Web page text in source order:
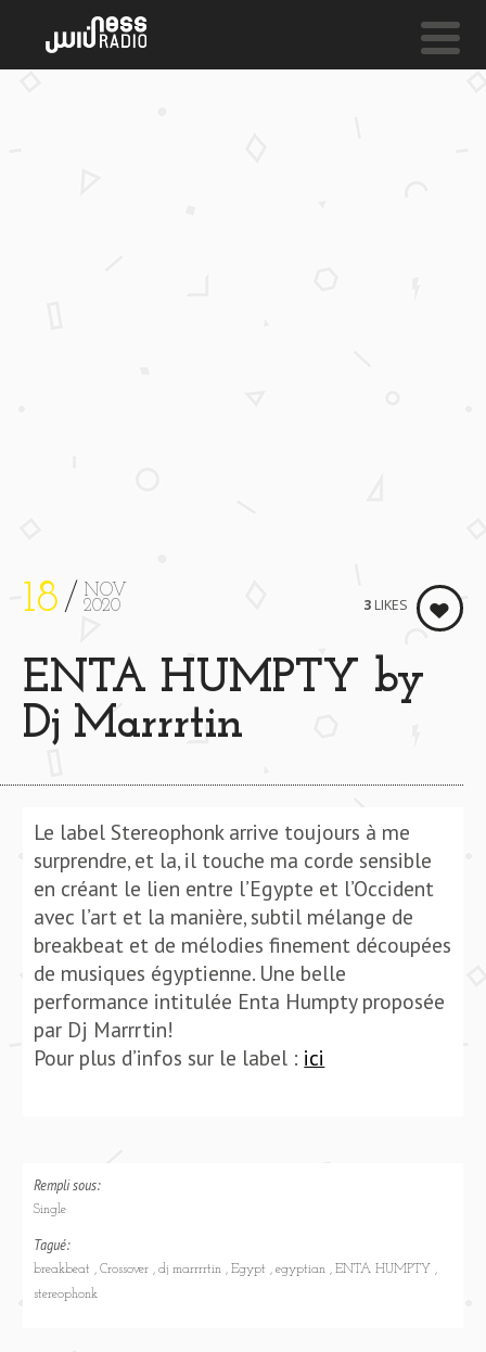
18
NOV
2020
ENTA HUMPTY by
Dj Marrrtin
3 LIKES
Le label Stereophonk arrive toujours à me
surprendre, et la, il touche ma corde sensible
en créant le lien entre l’Egypte et l’Occident
avec l’art et la manière, subtil mélange de
breakbeat et de mélodies finement découpées
de musiques égyptienne. Une belle
performance intitulée Enta Humpty proposée
par Dj Marrrtin!
Pour plus d’infos sur le label : ici
Rempli sous:
Single
Tagué:
breakbeat Crossover dj marrrrtin Egypt egyptian
ENTA HUMPTY
stereophonk